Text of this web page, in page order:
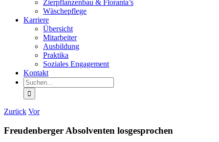
Zierpflanzenbau & Floranta’s
Wäschepflege
Karriere
Übersicht
Mitarbeiter
Ausbildung
Praktika
Soziales Engagement
Kontakt
Suche
nach:
Zurück Vor
Freudenberger Absolventen losgesprochen